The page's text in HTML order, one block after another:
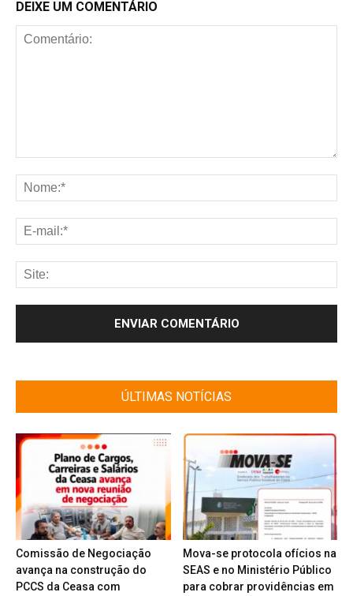
DEIXE UM COMENTÁRIO
ÚLTIMAS NOTÍCIAS
Comissão de Negociação
avança na construção do
PCCS da Ceasa com
Mova-se protocola ofícios na
SEAS e no Ministério Público
para cobrar providências em